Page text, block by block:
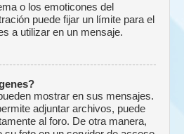
o los emoticones del
puede fijar un límite para el
a utilizar en un mensaje.
mostrar en sus mensajes.
adjuntar archivos, puede
al foro. De otra manera,